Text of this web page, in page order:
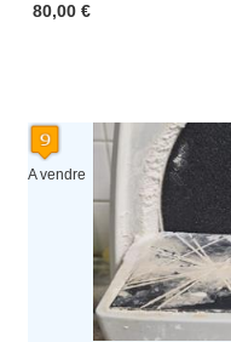
80,00 €
A vendre